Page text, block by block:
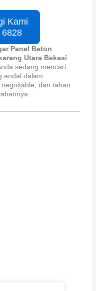
Kami
Panel Beton
Utara Bekasi
sedang mencari
andal dalam
dan tahan